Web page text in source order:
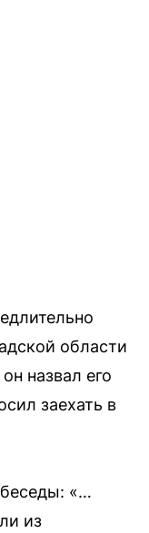
области
назвал его
заехать в
«…
из